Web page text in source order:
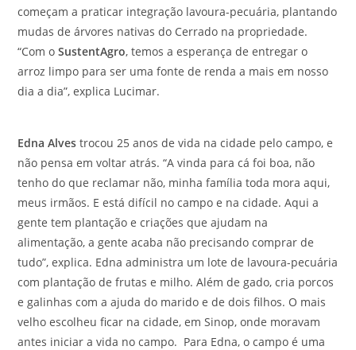
começam a praticar integração lavoura-pecuária, plantando
mudas de árvores nativas do Cerrado na propriedade.
“Com oSustentAgro, temos a esperança de entregar o
arroz limpo para ser uma fonte de renda a mais em nosso
dia a dia”, explica Lucimar.
Edna Alves trocou 25 anos de vida na cidade pelo campo, e
não pensa em voltar atrás. “A vinda para cá foi boa, não
tenho do que reclamar não, minha família toda mora aqui,
meus irmãos. E está difícil no campo e na cidade. Aqui a
gente tem plantação e criações que ajudam na
alimentação, a gente acaba não precisando comprar de
tudo”, explica. Edna administra um lote de lavoura-pecuária
com plantação de frutas e milho. Além de gado, cria porcos
e galinhas com a ajuda do marido e de dois filhos. O mais
velho escolheu ficar na cidade, em Sinop, onde moravam
antes iniciar a vida no campo. Para Edna, o campo é uma